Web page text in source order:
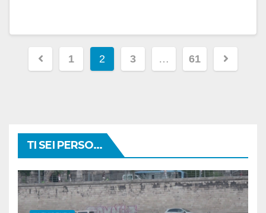
Paginazione
1 2 3 … 61
TI SEI PERSO...